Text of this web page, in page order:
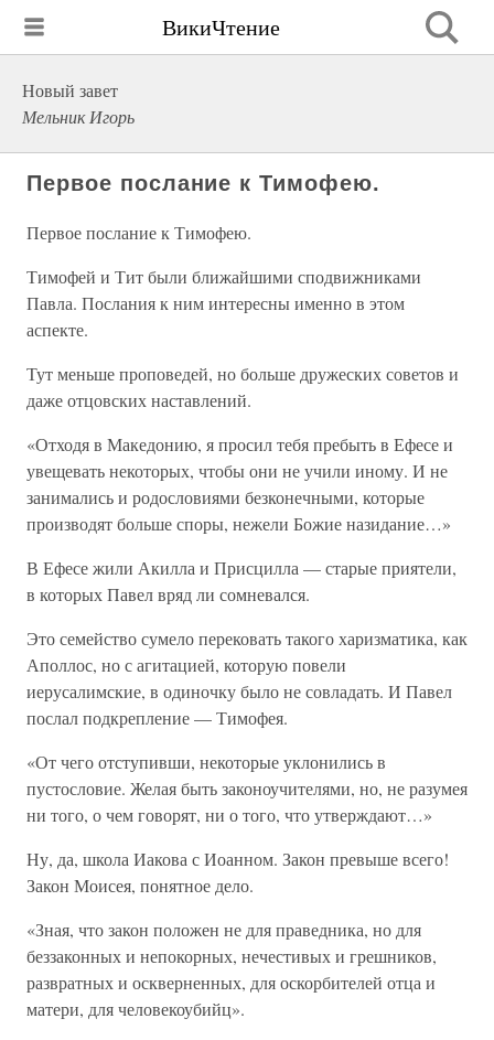
ВикиЧтение
Новый завет
Мельник Игорь
Первое послание к Тимофею.
Первое послание к Тимофею.
Тимофей и Тит были ближайшими сподвижниками
Павла. Послания к ним интересны именно в этом
аспекте.
Тут меньше проповедей, но больше дружеских советов и
даже отцовских наставлений.
«Отходя в Македонию, я просил тебя пребыть в Ефесе и
увещевать некоторых, чтобы они не учили иному. И не
занимались и родословиями безконечными, которые
производят больше споры, нежели Божие назидание…»
В Ефесе жили Акилла и Присцилла — старые приятели,
в которых Павел вряд ли сомневался.
Это семейство сумело перековать такого харизматика, как
Аполлос, но с агитацией, которую повели
иерусалимские, в одиночку было не совладать. И Павел
послал подкрепление — Тимофея.
«От чего отступивши, некоторые уклонились в
пустословие. Желая быть законоучителями, но, не разумея
ни того, о чем говорят, ни о того, что утверждают…»
Ну, да, школа Иакова с Иоанном. Закон превыше всего!
Закон Моисея, понятное дело.
«Зная, что закон положен не для праведника, но для
беззаконных и непокорных, нечестивых и грешников,
развратных и оскверненных, для оскорбителей отца и
матери, для человекоубийц».